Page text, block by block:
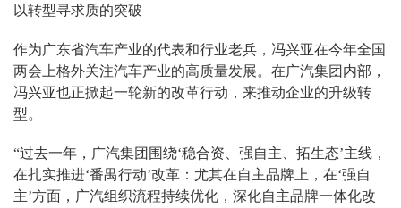
以转型寻求质的突破
作为广东省汽车产业的代表和行业老兵，冯兴亚在今年全国
两会上格外关注汽车产业的高质量发展。在广汽集团内部，
冯兴亚也正掀起一轮新的改革行动，来推动企业的升级转
型。
“过去一年，广汽集团围绕‘稳合资、强自主、拓生态’主线，
在扎实推进‘番禺行动’改革：尤其在自主品牌上，在‘强自
主’方面，广汽组织流程持续优化，深化自主品牌一体化改